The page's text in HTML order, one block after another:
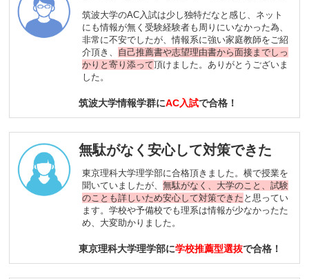
筑波大学のAC入試は少し独特だなと感じ、ネット
にも情報が無く受験経験者も周りにいなかった為、
非常に不安でしたが、情報系に強い家庭教師をご紹
介頂き、 自己推薦書や志望理由書から面接までしっ
かりと寄り添って頂けました。ありがとうございま
した。
筑波大学情報学群にAC入試で合格！
無駄がなく安心して対策できた
東京理科大学理学部に合格頂きました。横で授業を
聞いていましたが、無駄がなく、大学のこと、試験
のことも詳しいため安心して対策できた と思ってい
ます。学校や予備校でも理系は情報が少なかったた
め、大変助かりました。
東京理科大学理学部に学校推薦型選抜で合格！